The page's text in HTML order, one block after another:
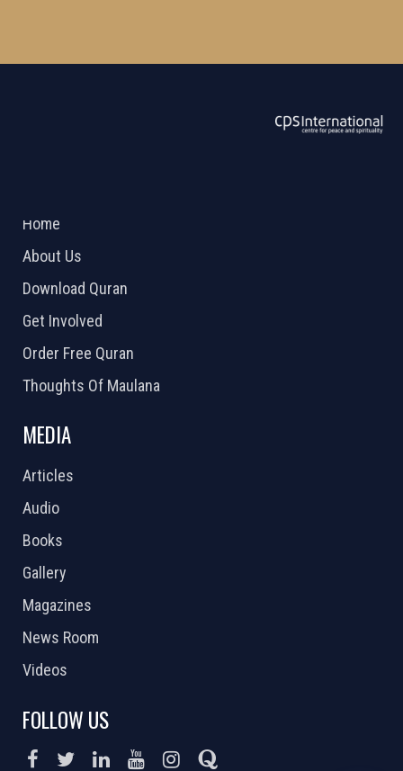
Home
About Us
Download Quran
Get Involved
Order Free Quran
Thoughts Of Maulana
MEDIA
Articles
Audio
Books
Gallery
Magazines
News Room
Videos
FOLLOW US